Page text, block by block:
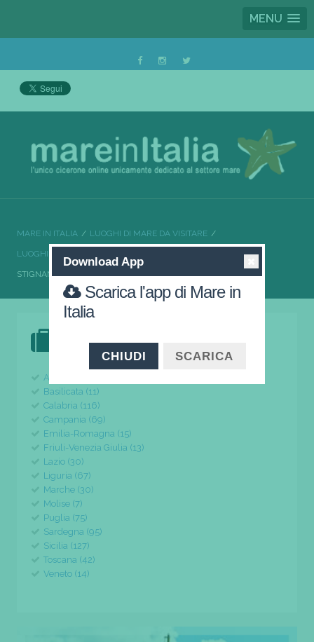
MENU
MARE IN ITALIA LUOGHI DI MARE DA VISITARE
LUOGHI DI MARE DA VISITARE CALABRIA
STIGNANO UN SOLE MERAVIGLIOSO
Abruzzo (24)
Basilicata (11)
Calabria (116)
Campania (69)
Emilia-Romagna (15)
Friuli-Venezia Giulia (13)
Lazio (30)
Liguria (67)
Marche (30)
Molise (7)
Puglia (75)
Sardegna (95)
Sicilia (127)
Toscana (42)
Veneto (14)
Download App
Scarica l'app di Mare in
Italia
CHIUDI SCARICA